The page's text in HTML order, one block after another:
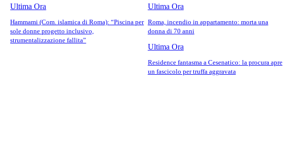
Ultima Ora
Hammami (Com. islamica di Roma): “Piscina per
sole donne progetto inclusivo,
strumentalizzazione fallita”
Ultima Ora
Roma, incendio in appartamento: morta una
donna di 70 anni
Ultima Ora
Residence fantasma a Cesenatico: la procura apre
un fascicolo per truffa aggravata